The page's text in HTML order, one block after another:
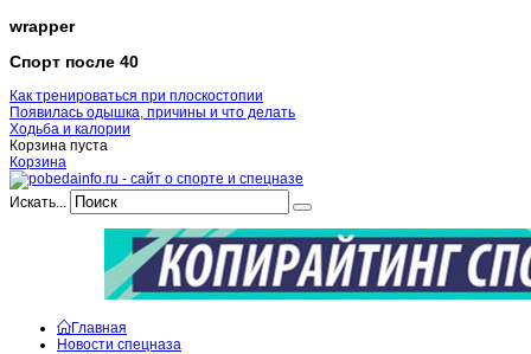
wrapper
Спорт после 40
Как тренироваться при плоскостопии
Появилась одышка, причины и что делать
Ходьба и калории
Корзина пуста
Корзина
Искать...
Главная
Новости спецназа